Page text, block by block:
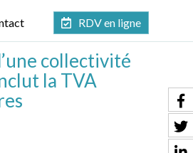
RDV en ligne
collectivité
la TVA